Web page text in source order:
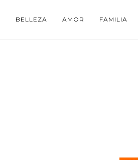
BELLEZA AMOR FAMILIA